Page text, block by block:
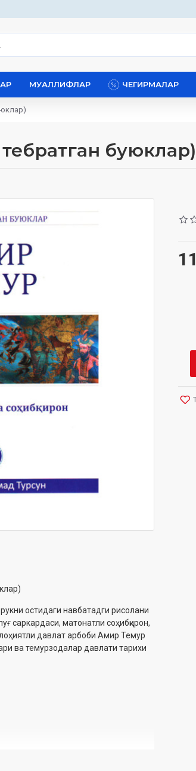
МУАЛЛИФЛАР ЧЕГИРМАЛАР
буюклар)
остидаги навбатадги рисолани
саркардаси, матонатли соҳибқирон,
давлат арбоби Aмир Темур
ва темурзодалар давлати тарихи